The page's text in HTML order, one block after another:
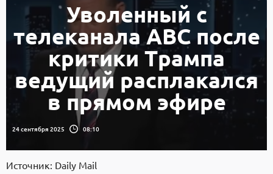
Уволенный с
телеканала ABC после
критики Трампа
ведущий расплакался
в прямом эфире
24 сентября 2025 08:10
Источник: Daily Mail